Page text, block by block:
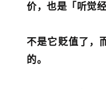
价，也是「听觉
不是它贬值了，
的。